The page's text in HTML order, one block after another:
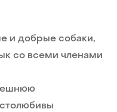
и добрые собаки,
со всеми членами